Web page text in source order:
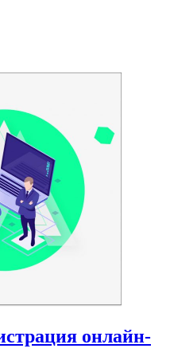
онлайн-